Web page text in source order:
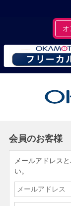
会員のお客様
メールアドレス
い。